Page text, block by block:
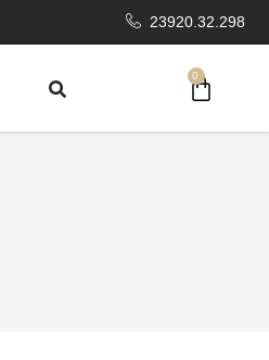
23920.32.298
0